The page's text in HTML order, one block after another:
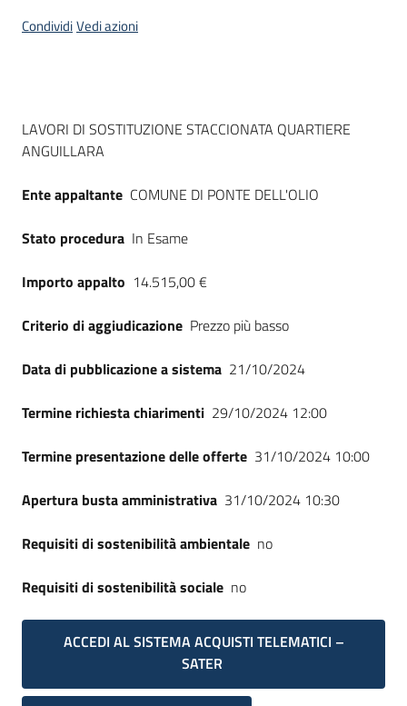
su
CondividiVedi azioni
Dati del bando
LAVORI DI SOSTITUZIONE STACCIONATA QUARTIERE
ANGUILLARA
Ente appaltante COMUNE DI PONTE DELL'OLIO
Stato procedura In Esame
Importo appalto 14.515,00 €
Criterio di aggiudicazione Prezzo più basso
Data di pubblicazione a sistema 21/10/2024
Termine richiesta chiarimenti 29/10/2024 12:00
Termine presentazione delle offerte 31/10/2024 10:00
Apertura busta amministrativa 31/10/2024 10:30
Requisiti di sostenibilità ambientale no
Requisiti di sostenibilità sociale no
ACCEDI AL SISTEMA ACQUISTI TELEMATICI –
SATER